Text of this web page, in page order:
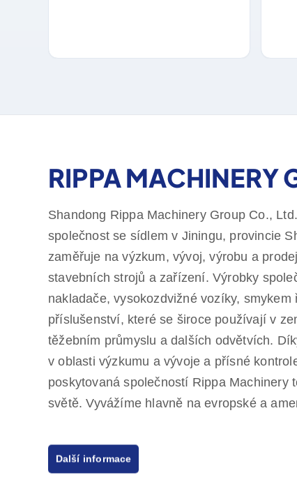
RIPPA MACHINERY
Shandong Rippa Machinery Group Co.,
společnost se sídlem v Jiningu, provincie
zaměřuje na výzkum, vývoj, výrobu a
stavebních strojů a zařízení. Výrobky
nakladače, vysokozdvižné vozíky,
příslušenství, které se široce používají v
těžebním průmyslu a dalších odvětvích.
v oblasti výzkumu a vývoje a přísné
poskytovaná společností Rippa Machinery
světě. Vyvážíme hlavně na evropské a
zákazníků, kteří potřebují cenově výhodné
Společnost Rippa má také několik